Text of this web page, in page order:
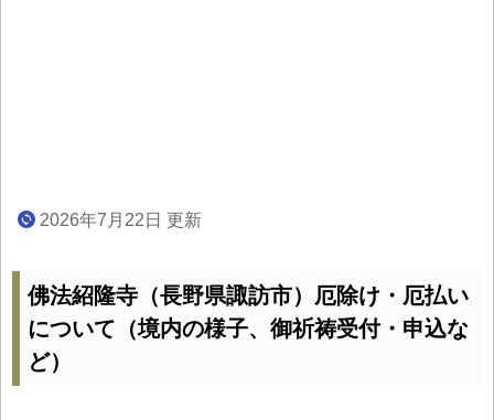
2026年7月22日 更新
佛法紹隆寺（長野県諏訪市）厄除け・厄払い
について（境内の様子、御祈祷受付・申込な
ど）